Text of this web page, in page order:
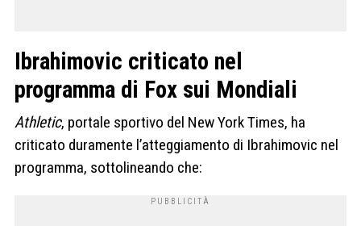
Ibrahimovic criticato nel
programma di Fox sui Mondiali
Athletic, portale sportivo del New York Times, ha
criticato duramente l’atteggiamento di Ibrahimovic nel
programma, sottolineando che: